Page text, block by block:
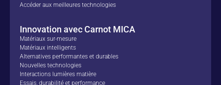
Accéder aux meilleures technologies
Innovation avec Carnot MICA
Matériaux sur-mesure
Matériaux intelligents
Alternatives performantes et durables
Nouvelles technologies
Interactions lumières matière
Essais, durabilité et performance